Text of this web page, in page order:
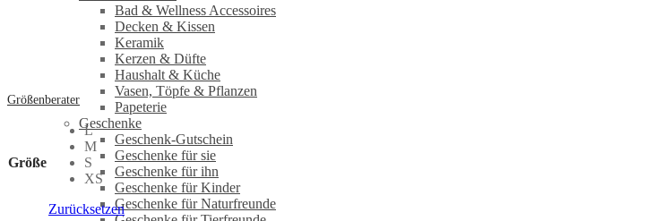
Bad & Wellness Accessoires
Decken & Kissen
Keramik
Kerzen & Düfte
Haushalt & Küche
Vasen, Töpfe & Pflanzen
Papeterie
Geschenke
Geschenk-Gutschein
Geschenke für sie
Geschenke für ihn
Geschenke für Kinder
Geschenke für Naturfreunde
Größenberater
Größe
L
M
S
XS
Zurücksetzen